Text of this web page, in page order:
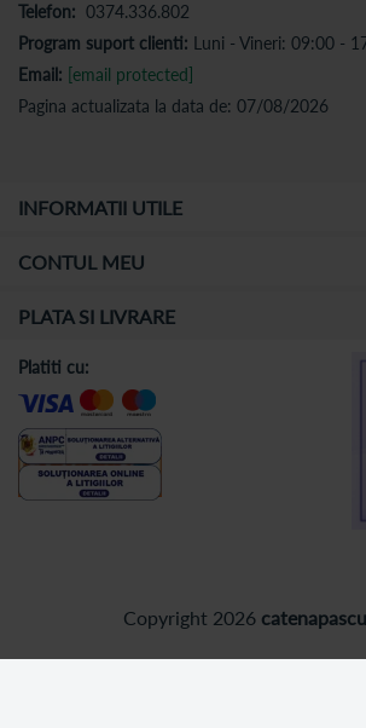
Telefon: 0374.336.802
Program suport clienti: Luni - Vineri: 09:00 -
Email: [email protected]
Pagina actualizata la data de: 07/08/2026
INFORMATII UTILE
CONTUL MEU
PLATA SI LIVRARE
Copyright 2026
Platiti cu: